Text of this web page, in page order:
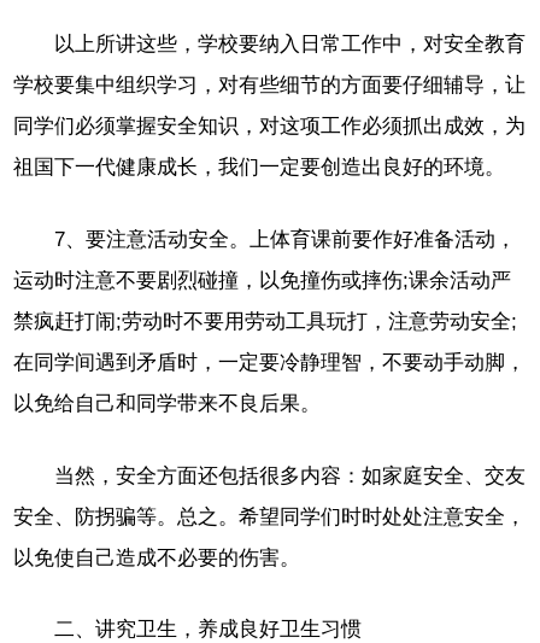
以上所讲这些，学校要纳入日常工作中，对安全教育
学校要集中组织学习，对有些细节的方面要仔细辅导，让
同学们必须掌握安全知识，对这项工作必须抓出成效，为
祖国下一代健康成长，我们一定要创造出良好的环境。
7、要注意活动安全。上体育课前要作好准备活动，
运动时注意不要剧烈碰撞，以免撞伤或摔伤;课余活动严
禁疯赶打闹;劳动时不要用劳动工具玩打，注意劳动安全;
在同学间遇到矛盾时，一定要冷静理智，不要动手动脚，
以免给自己和同学带来不良后果。
当然，安全方面还包括很多内容：如家庭安全、交友
安全、防拐骗等。总之。希望同学们时时处处注意安全，
以免使自己造成不必要的伤害。
二、讲究卫生，养成良好卫生习惯